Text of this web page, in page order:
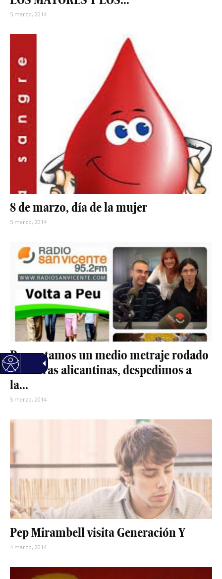
5 marzo, 2014
8 de marzo, día de la mujer
5 marzo, 2014
Presentamos un medio metraje rodado
en tierras alicantinas, despedimos a
la...
5 marzo, 2014
Pep Mirambell visita Generación Y
4 marzo, 2014